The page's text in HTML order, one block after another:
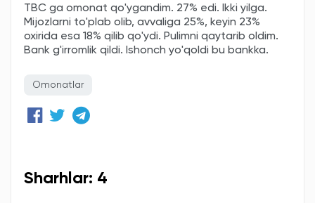
TBC ga omonat qo'ygandim. 27% edi. Ikki yilga.
Mijozlarni to'plab olib, avvaliga 25%, keyin 23%
oxirida esa 18% qilib qo'ydi. Pulimni qaytarib oldim.
Bank g'irromlik qildi. Ishonch yo'qoldi bu bankka.
Omonatlar
Sharhlar: 4